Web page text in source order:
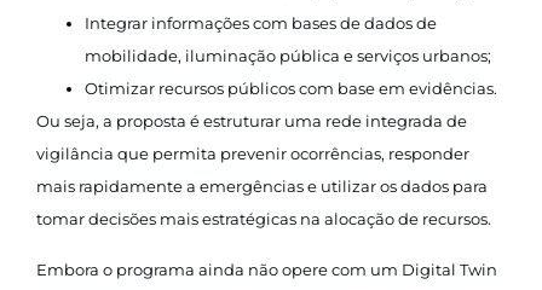
Integrar informações com bases de dados de
mobilidade, iluminação pública e serviços urbanos;
Otimizar recursos públicos com base em evidências.
Ou seja, a proposta é estruturar uma rede integrada de
vigilância que permita prevenir ocorrências, responder
mais rapidamente a emergências e utilizar os dados para
tomar decisões mais estratégicas na alocação de recursos.
Embora o programa ainda não opere com um Digital Twin